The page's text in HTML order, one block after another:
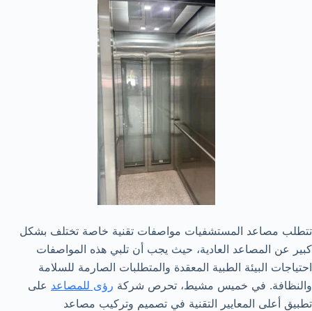
تتطلب مصاعد المستشفيات مواصفات تقنية خاصة تختلف بشكل
كبير عن المصاعد العادية، حيث يجب أن تلبي هذه المواصفات
احتياجات البيئة الطبية المعقدة والمتطلبات الصارمة للسلامة
والنظافة. في خميس مشيط، تحرص شركة رؤى للمصاعد على
تطبيق أعلى المعايير التقنية في تصميم وتركيب مصاعد